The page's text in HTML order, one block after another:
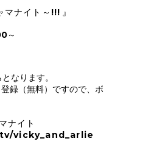
マナイト～!!! 』
～
なります。
録（無料）ですので、ボ
ナイト
vicky_and_arlie